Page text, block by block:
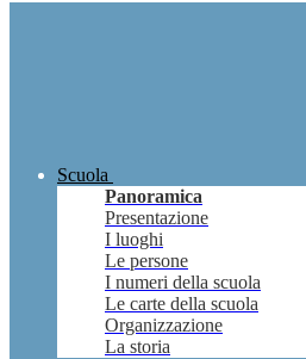
Scuola
Panoramica
Presentazione
I luoghi
Le persone
I numeri della scuola
Le carte della scuola
Organizzazione
La storia